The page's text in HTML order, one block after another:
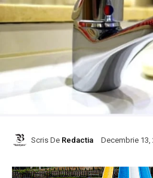
Scris De Redactia Decembrie 13,